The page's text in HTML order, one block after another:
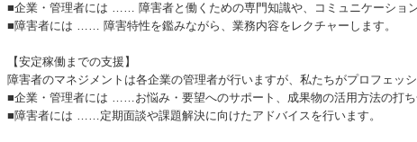
■企業・管理者には …… 障害者と働くための専門知識や、コミュニケーション
■障害者には …… 障害特性を鑑みながら、業務内容をレクチャーします。
【安定稼働までの支援】
障害者のマネジメントは各企業の管理者が行いますが、私たちがプロフェッ
■企業・管理者には ……お悩み・要望へのサポート、成果物の活用方法の打ち
■障害者には ……定期面談や課題解決に向けたアドバイスを行います。